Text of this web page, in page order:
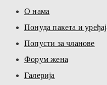
О нама
Понуда пакета и
Попусти за чланове
Форум жена
Галерија